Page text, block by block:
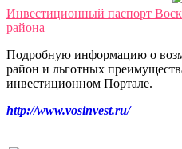
Инвестиционный паспорт
района
Подробную информацию о
район и льготных
инвестиционном Портале.
http://www.vosinvest.ru/